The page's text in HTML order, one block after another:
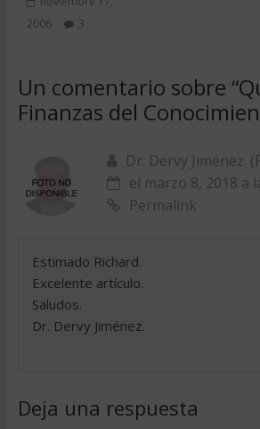
2006
3
Un comentario sobre “
Finanzas del
Dr. Dervy Jiménez.
el marzo 8, 2018 a
Permalink
Estimado Richard.
Excelente artículo.
Saludos.
Dr. Dervy Jiménez.
Deja una respuesta